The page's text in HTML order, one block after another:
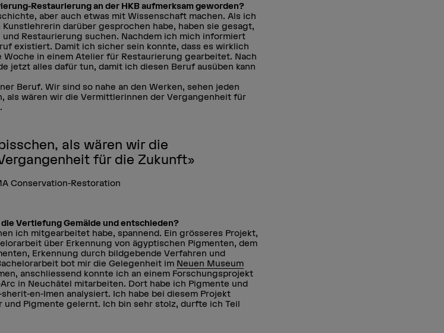
Restaurierung an der HKB aufmerksam geworden?
aber auch etwas mit Wissenschaft machen. Als ich
darüber gesprochen habe, haben sie gesagt,
Restaurierung suchen. Nachdem ich mich informiert
existiert. Damit ich sicher sein konnte, dass es wirklich
Woche in einem Atelier für Restaurierung gearbeitet. Nach
jetzt alles dafür tun, damit ich diesen Beruf ausüben kann
Beruf. Wir sind so nahe an den Werken, sehen jeden
als wären wir die Vermittlerinnen der Vergangenheit für
als wären wir die
für die Zukunft»
Conservation-Restoration
Vertiefung Gemälde und entschieden?
ich mitgearbeitet habe, spannend. Ein grösseres Projekt,
über Erkennung von ägyptischen Pigmenten, dem
Erkennung durch bildgebende Verfahren und
bot mir die Gelegenheit im Neuen Museum
anschliessend konnte ich an einem Forschungsprojekt
in Neuchâtel mitarbeiten. Dort habe ich Pigmente und
en-Imen analysiert. Ich habe bei diesem Projekt
Pigmente gelernt. Ich bin sehr stolz, durfte ich Teil